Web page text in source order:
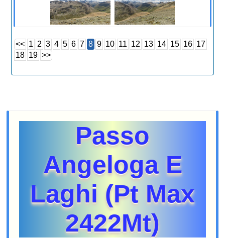
<< 1 2 3 4 5 6 7 8 9 10 11 12 13 14 15 16 17
18 19 >>
Passo
Angeloga E
Laghi (Pt Max
2422Mt)